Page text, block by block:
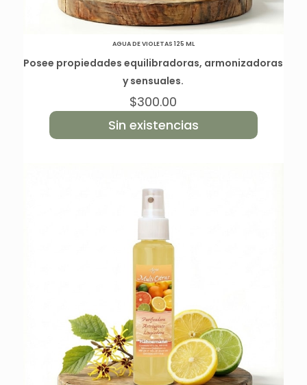
AGUA DE VIOLETAS 125 ML
Posee propiedades equilibradoras, armonizadoras
y sensuales.
$300.00
Sin existencias